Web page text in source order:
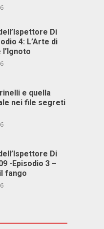
Di
4: L’Arte di
e quella
nei file segreti
Di
-Episodio 3 –
fango